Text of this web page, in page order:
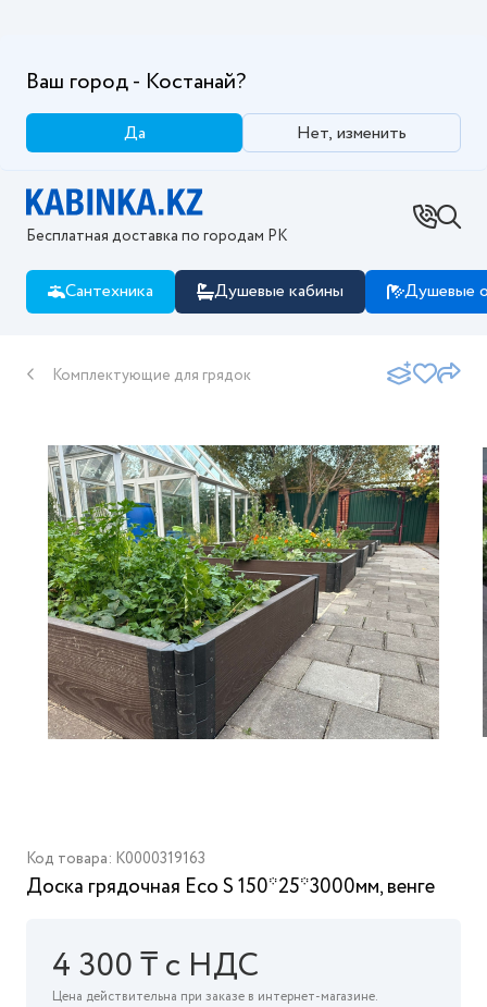
Ваш город - Костанай?
Да Нет, изменить
Бесплатная доставка по городам РК
Сантехника Душевые кабины Душевые
Комплектующие для грядок
Код товара: K0000319163
Доска грядочная Eco S 150*25*3000мм, венге
4 300 ₸ с НДС
Цена действительна при заказе в интернет-магазине.